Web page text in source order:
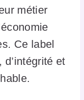
métier
Ce label
et